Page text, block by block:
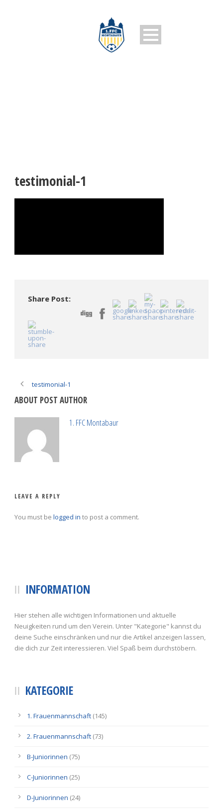
testimonial-1
Share Post:
testimonial-1
ABOUT POST AUTHOR
1. FFC Montabaur
LEAVE A REPLY
You must be logged in to post a comment.
INFORMATION
Hier stehen alle wichtigen Informationen und aktuelle
Neuigkeiten rund um den Verein. Unter "Kategorie" kannst du
deine Suche einschränken und nur die Artikel anzeigen lassen,
die dich zur Zeit interessieren. Viel Spaß beim durchstöbern.
KATEGORIE
1. Frauenmannschaft (145)
2. Frauenmannschaft (73)
B-Juniorinnen (75)
C-Juniorinnen (25)
D-Juniorinnen (24)